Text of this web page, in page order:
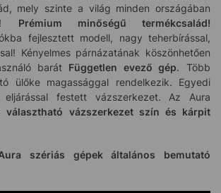
mely szinte a világ minden országában
Prémium minőségű termékcsalád!
fejlesztett modell, nagy teherbírással,
Kényelmes párnázatának köszönhetően
barát Független evező gép. Több
ülőke magassággal rendelkezik. Egyedi
eljárással festett vázszerkezet. Az Aura
választható vázszerkezet szín és kárpit
szériás gépek általános bemutató